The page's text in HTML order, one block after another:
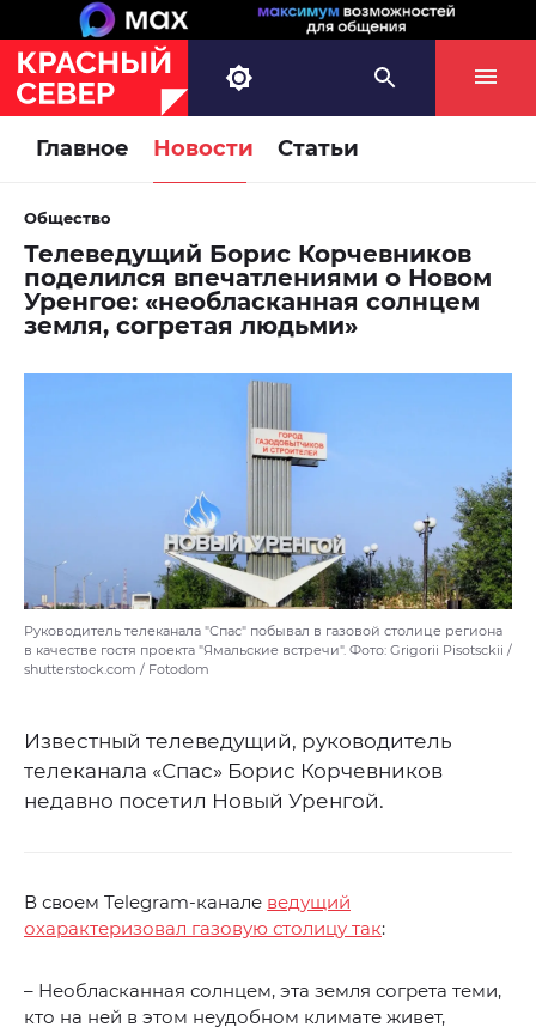
Главное Новости Статьи
Общество
Телеведущий Борис Корчевников
поделился впечатлениями о Новом
Уренгое: «необласканная солнцем
земля, согретая людьми»
Руководитель телеканала "Спас" побывал в газовой столице региона
в качестве гостя проекта "Ямальские встречи". Фото: Grigorii Pisotsckii /
shutterstock.com / Fotodom
Известный телеведущий, руководитель
телеканала «Спас» Борис Корчевников
недавно посетил Новый Уренгой.
В своем Telegram-канале ведущий
охарактеризовал газовую столицу так:
– Необласканная солнцем, эта земля согрета теми,
кто на ней в этом неудобном климате живет,